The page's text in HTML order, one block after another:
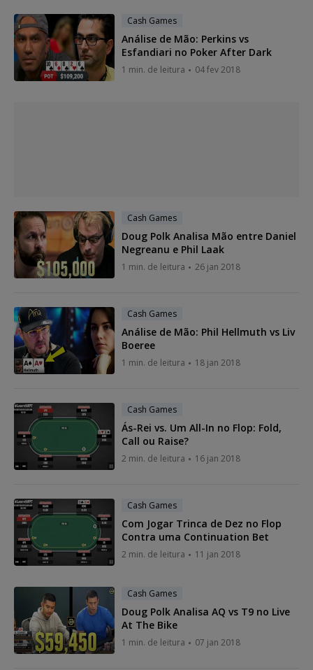
Cash Games
Análise de Mão: Perkins vs
Esfandiari no Poker After Dark
1 min. de leitura 04 fev 2018
Cash Games
Doug Polk Analisa Mão entre Daniel
Negreanu e Phil Laak
1 min. de leitura 26 jan 2018
Cash Games
Análise de Mão: Phil Hellmuth vs Liv
Boeree
1 min. de leitura 18 jan 2018
Cash Games
Ás-Rei vs. Um All-In no Flop: Fold,
Call ou Raise?
2 min. de leitura 16 jan 2018
Cash Games
Com Jogar Trinca de Dez no Flop
Contra uma Continuation Bet
2 min. de leitura 11 jan 2018
Cash Games
Doug Polk Analisa AQ vs T9 no Live
At The Bike
1 min. de leitura 07 jan 2018